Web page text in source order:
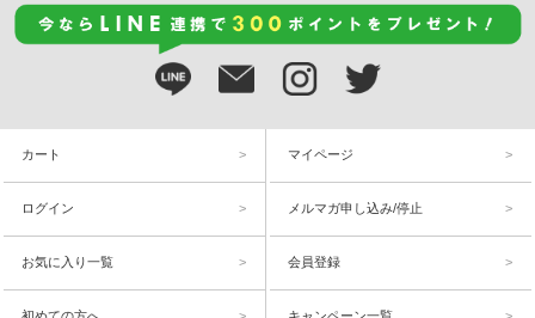
カート マイページ
ログイン メルマガ申し込み/停止
お気に入り一覧 会員登録